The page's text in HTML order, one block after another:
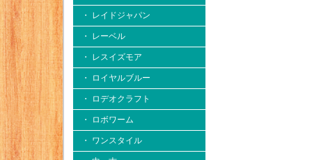
・ レイドジャパン
・ レーベル
・ レスイズモア
・ ロイヤルブルー
・ ロデオクラフト
・ ロボワーム
・ ワンスタイル